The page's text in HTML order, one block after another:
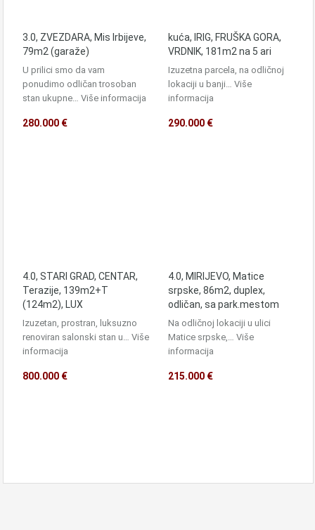
3.0, ZVEZDARA, Mis Irbijeve,
79m2 (garaže)
U prilici smo da vam
ponudimo odličan trosoban
stan ukupne… Više informacija
280.000 €
kuća, IRIG, FRUŠKA GORA,
VRDNIK, 181m2 na 5 ari
Izuzetna parcela, na odličnoj
lokaciji u banji… Više
informacija
290.000 €
4.0, STARI GRAD, CENTAR,
Terazije, 139m2+T
(124m2), LUX
Izuzetan, prostran, luksuzno
renoviran salonski stan u… Više
informacija
800.000 €
4.0, MIRIJEVO, Matice
srpske, 86m2, duplex,
odličan, sa park.mestom
Na odličnoj lokaciji u ulici
Matice srpske,… Više
informacija
215.000 €